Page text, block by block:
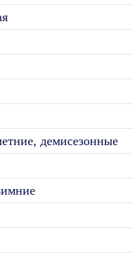
демисезонные